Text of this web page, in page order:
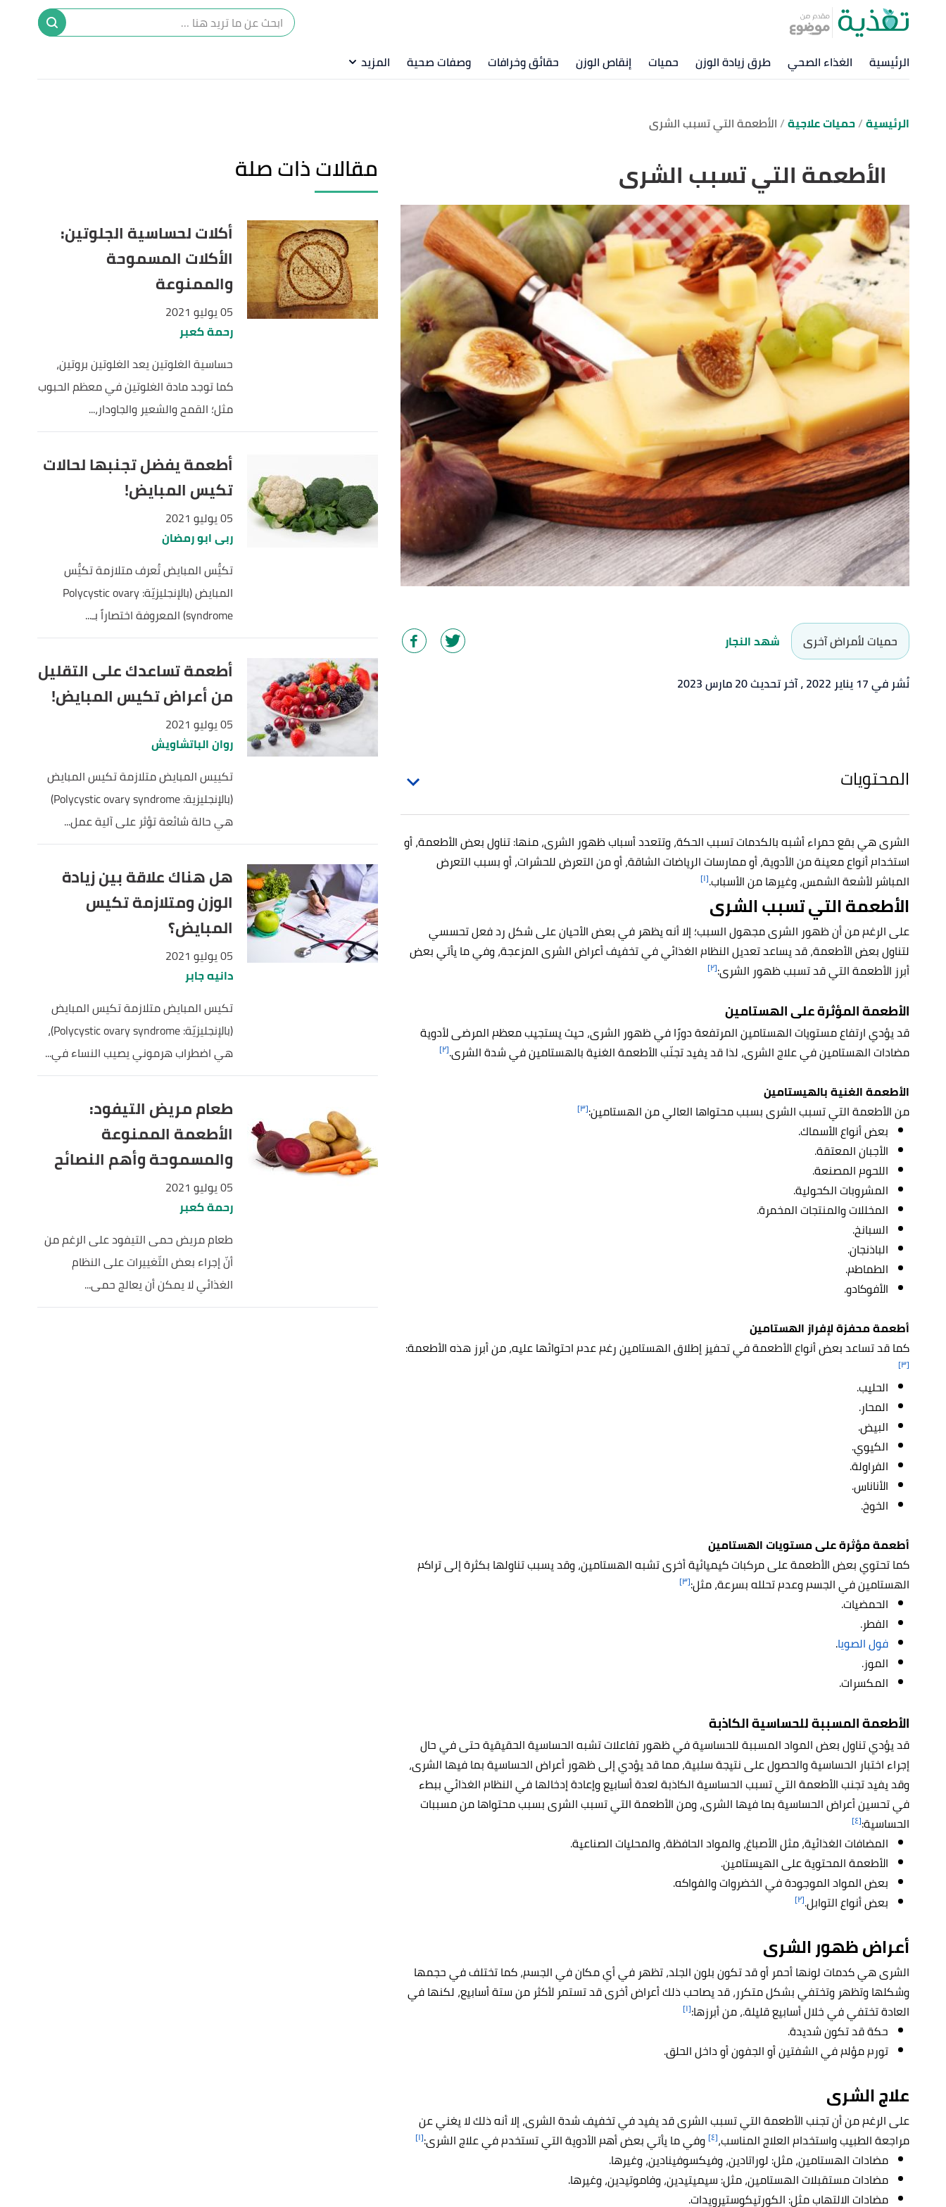
الرئيسية الغذاء الصحي طرق زيادة الوزن حميات إنقاص الوزن حقائق وخرافات وصفات صحية المزيد
الرئيسية حميات علاجية الأطعمة التي تسبب الشرى
الأطعمة التي تسبب الشرى
حميات لأمراض آخرى
شهد النجار
نُشر في 17 يناير 2022
، آخر تحديث 20 مارس 2023
المحتويات
الشرى هي بقع حمراء أشبه بالكدمات تسبب الحكة، وتتعدد أسباب ظهور الشرى، منها: تناول بعض الأطعمة، أو
استخدام أنواع معينة من الأدوية، أو ممارسات الرياضات الشاقة، أو من التعرض للحشرات، أو بسبب التعرض
المباشر لأشعة الشمس، وغيرها من الأسباب.[١]
الأطعمة التي تسبب الشرى
على الرغم من أن ظهور الشرى مجهول السبب؛ إلا أنه يظهر في بعض الأحيان على شكل رد فعل تحسسي
لتناول بعض الأطعمة، قد يساعد تعديل النظام الغذائي في تخفيف أعراض الشرى المزعجة، وفي ما يأتي بعض
أبرز الأطعمة التي قد تسبب ظهور الشرى:[٢]
الأطعمة المؤثرة على الهستامين
قد يؤدي ارتفاع مستويات الهستامين المرتفعة دورًا في ظهور الشرى، حيث يستجيب معظم المرضى لأدوية
مضادات الهستامين في علاج الشرى، لذا قد يفيد تجنّب الأطعمة الغنية بالهستامين في شدة الشرى.[٢]
الأطعمة الغنية بالهيستامين
من الأطعمة التي تسبب الشرى بسبب محتواها العالي من الهستامين:[٣]
بعض أنواع الأسماك.
الأجبان المعتقة.
اللحوم المصنعة.
المشروبات الكحولية.
المخللات والمنتجات المخمرة.
السبانخ.
الباذنجان.
الطماطم.
الأفوكادو.
أطعمة محفزة لإفراز الهستامين
كما قد تساعد بعض أنواع الأطعمة في تحفيز إطلاق الهستامين رغم عدم احتوائها عليه، من أبرز هذه الأطعمة:
[٣]
الحليب.
المحار.
البيض.
الكيوي.
الفراولة.
الأناناس.
الخوخ.
أطعمة مؤثرة على مستويات الهستامين
كما تحتوي بعض الأطعمة على مركبات كيميائية أخرى تشبه الهستامين، وقد يسبب تناولها بكثرة إلى تراكم
الهستامين في الجسم وعدم تحلله بسرعة، مثل:[٣]
الحمضيات.
الفطر.
فول الصويا.
الموز.
المكسرات.
الأطعمة المسببة للحساسية الكاذبة
قد يؤدي تناول بعض المواد المسببة للحساسية في ظهور تفاعلات تشبه الحساسية الحقيقية حتى في حال
إجراء اختبار الحساسية والحصول على نتيجة سلبية، مما قد يؤدي إلى ظهور أعراض الحساسية بما فيها الشرى،
وقد يفيد تجنب الأطعمة التي تسبب الحساسية الكاذبة لعدة أسابيع وإعادة إدخالها في النظام الغذائي ببطء
في تحسين أعراض الحساسية بما فيها الشرى،ومن الأطعمة التي تسبب الشرى بسبب محتواها من مسببات
الحساسية:[٤]
المضافات الغذائية، مثل الأصباغ، والمواد الحافظة، والمحليات الصناعية.
الأطعمة المحتوية على الهيستامين.
بعض المواد الموجودة في الخضروات والفواكه.
بعض أنواع التوابل.[٢]
أعراض ظهور الشرى
الشرى هي كدمات لونها أحمر أو قد تكون بلون الجلد، تظهر في أي مكان في الجسم، كما تختلف في حجمها
وشكلها وتظهر وتختفي بشكل متكرر، قد يصاحب ذلك أعراض أخرى قد تستمر لأكثر من ستة أسابيع، لكنها في
العادة تختفي في خلال أسابيع قليلة.، من أبرزها:[١]
حكة قد تكون شديدة.
تورم مؤلم في الشفتين أو الجفون أو داخل الحلق.
علاج الشرى
على الرغم من أن تجنب الأطعمة التي تسبب الشرى قد يفيد في تخفيف شدة الشرى، إلا أنه ذلك لا يغني عن
مراجعة الطبيب واستخدام العلاج المناسب،[٤] وفي ما يأتي بعض أهم الأدوية التي تستخدم في علاج الشرى:[١]
مضادات الهستامين، مثل: لوراتادين، وفيكسوفينادين، وغيرها.
مضادات مستقبلات الهستامين، مثل: سيميتيدين، وفاموتيدين، وغيرها.
مضادات الالتهاب مثل: الكورتيكوستيرويدات.
مقالات ذات صلة
أكلات لحساسية الجلوتين:
الأكلات المسموحة
والممنوعة
05 يوليو 2021
رحمة كعبر
حساسية الغلوتين يعد الغلوتين بروتين،
كما توجد مادة الغلوتين في معظم الحبوب
مثل؛ القمح والشعير والجاودار،...
أطعمة يفضل تجنبها لحالات
تكيس المبايض!
05 يوليو 2021
ربى ابو رمضان
تكيُّس المبايض تُعرف متلازمة تكيُّس
المبايض (بالإنجليزيّة: Polycystic ovary
syndrome) المعروفة اختصاراً بـ...
أطعمة تساعدك على التقليل
من أعراض تكيس المبايض!
05 يوليو 2021
روان الباتشاويش
تكييس المبايض متلازمة تكيس المبايض
(بالإنجليزية: Polycystic ovary syndrome)
هي حالة شائعة تؤثر على آلية عمل...
هل هناك علاقة بين زيادة
الوزن ومتلازمة تكيس
المبايض؟
05 يوليو 2021
دانيه جابر
تكيس المبايض متلازمة تكيس المبايض
(بالإنجليزيّة: Polycystic ovary syndrome)،
هي اضطراب هرموني يصيب النساء في...
طعام مريض التيفود:
الأطعمة الممنوعة
والمسموحة وأهم النصائح
05 يوليو 2021
رحمة كعبر
طعام مريض حمى التيفود على الرغم من
أنّ إجراء بعض التّغييرات على النظام
الغذائي لا يمكن أن يعالج حمى...